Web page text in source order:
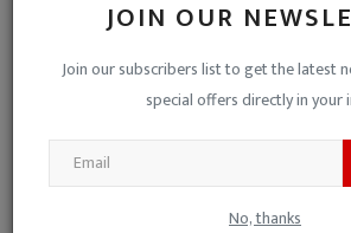
JOIN OUR
Join our subscribers list to get the latest
special offers directly in your
No, thanks
Niraj Kumar Shukla Feb 2, 2023